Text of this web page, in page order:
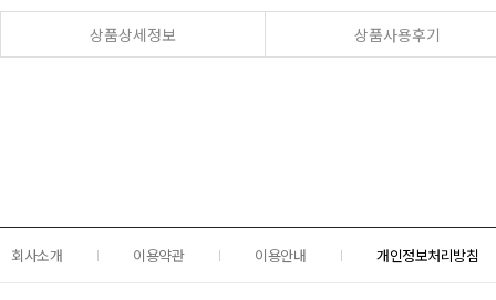
상품상세정보 상품사용후기
회사소개 이용약관 이용안내 개인정보처리방침